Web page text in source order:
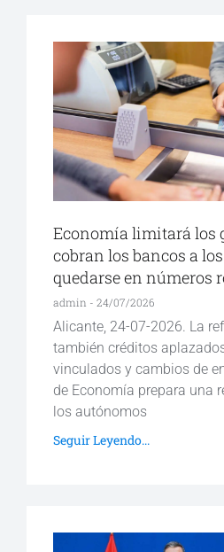
Economía limitará los
cobran los bancos a
quedarse en números
admin 24/07/2026
Alicante, 24-07-2026. La
también créditos
vinculados y cambios de
de Economía prepara una
los autónomos
Seguir Leyendo...